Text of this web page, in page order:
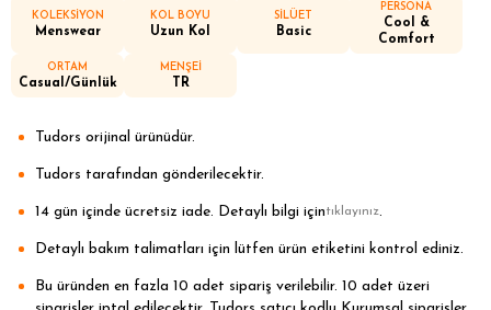
KOLEKSİYON
Menswear
KOL BOYU
Uzun Kol
SİLÜET
Basic
PERSONA
Cool &
Comfort
ORTAM
Casual/Günlük
MENŞEİ
TR
Tudors orijinal ürünüdür.
Tudors tarafından gönderilecektir.
14 gün içinde ücretsiz iade. Detaylı bilgi içintıklayınız.
Detaylı bakım talimatları için lütfen ürün etiketini kontrol ediniz.
Bu üründen en fazla 10 adet sipariş verilebilir. 10 adet üzeri